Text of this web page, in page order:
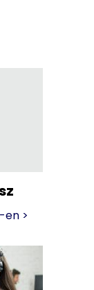
en >